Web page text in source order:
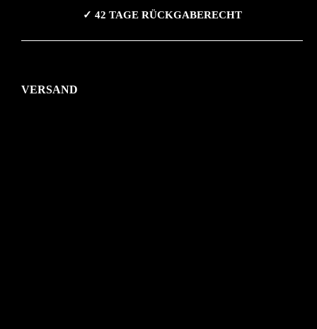
✓ 42 TAGE RÜCKGABERECHT
VERSAND